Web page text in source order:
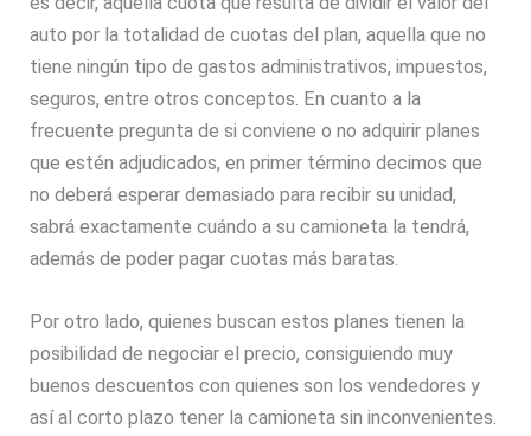
auto por la totalidad de cuotas del plan, aquella que no
tiene ningún tipo de gastos administrativos, impuestos,
seguros, entre otros conceptos. En cuanto a la
frecuente pregunta de si conviene o no adquirir planes
que estén adjudicados, en primer término decimos que
no deberá esperar demasiado para recibir su unidad,
sabrá exactamente cuándo a su camioneta la tendrá,
además de poder pagar cuotas más baratas.
Por otro lado, quienes buscan estos planes tienen la
posibilidad de negociar el precio, consiguiendo muy
buenos descuentos con quienes son los vendedores y
así al corto plazo tener la camioneta sin inconvenientes.